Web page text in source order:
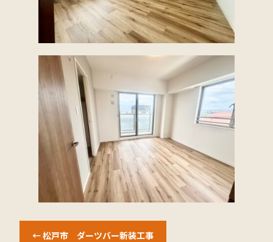
←松戸市 ダーツバー新装工事